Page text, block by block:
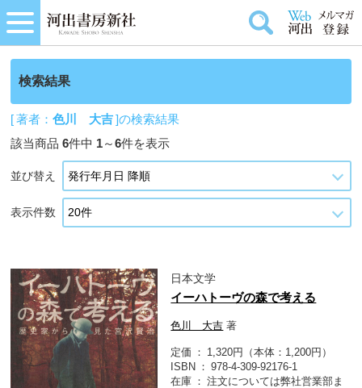
検索結果
[ 著者：色川 大吉]の検索結果
該当商品6件中 1～6件を表示
並び替え
表示件数
日本文学
イーハトーヴの森で考える
色川 大吉 著
定価
1,320円（本体：1,200円）
ISBN
978-4-309-92176-1
在庫
注文については弊社営業部ま